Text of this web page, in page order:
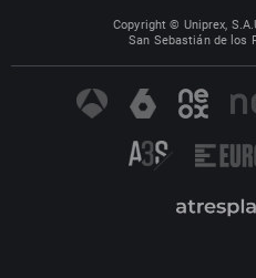
Copyright © Uniprex,
San Sebastián de los